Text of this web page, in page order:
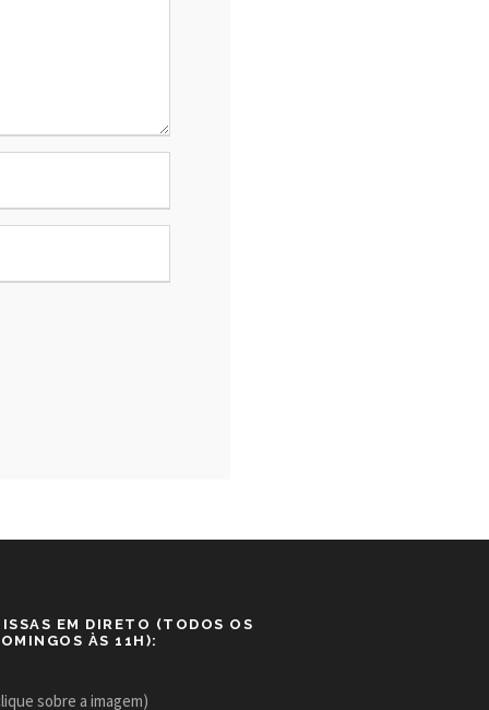
EM DIRETO (TODOS OS
ÀS 11H):
sobre a imagem)